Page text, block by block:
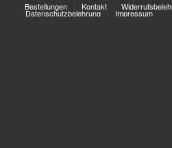
Bestellungen
Kontakt
Datenschutzbelehrung Impressum